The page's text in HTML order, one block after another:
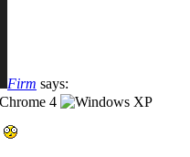
Firm says: